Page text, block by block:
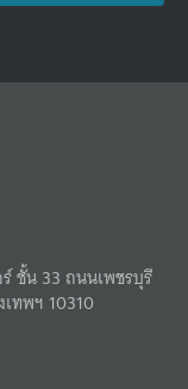
ชั้น 33 ถนนเพชรบุรี
ทพฯ 10310